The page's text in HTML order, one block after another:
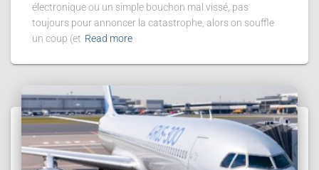
électronique ou un simple bouchon mal vissé, pas
toujours pour annoncer la catastrophe, alors on souffle
un coup (et Read more